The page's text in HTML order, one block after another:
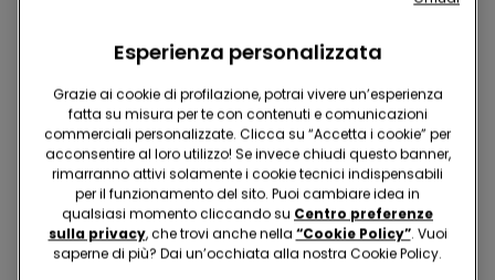
Microfibra Riciclata
2x19,99€
6 Colori
Reggiseno Push-up
Microfibra Riciclata
5 Colori
Esperienza personalizzata
Grazie ai cookie di profilazione, potrai vivere un’esperienza
fatta su misura per te con contenuti e comunicazioni
commerciali personalizzate. Clicca su “Accetta i cookie” per
acconsentire al loro utilizzo! Se invece chiudi questo banner,
rimarranno attivi solamente i cookie tecnici indispensabili
per il funzionamento del sito. Puoi cambiare idea in
qualsiasi momento cliccando su Centro preferenze
sulla privacy, che trovi anche nella “Cookie Policy”. Vuoi
saperne di più? Dai un’occhiata alla nostra Cookie Policy.